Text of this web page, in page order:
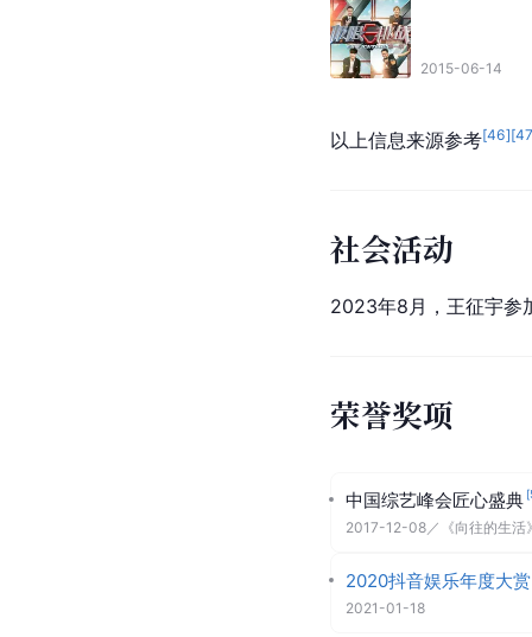
2015-06-14
以上信息来源参考[46][
社会活动
2023年8月，王征宇参
荣誉奖项
中国综艺峰会匠心盛典 [
2017-12-08 ／ 《向往的生活
2020抖音娱乐年度大赏
2021-01-18